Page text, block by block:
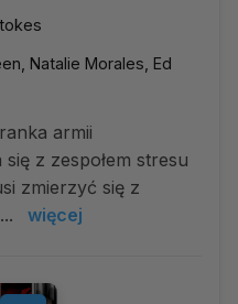
Natalie Morales, Ed
armii
z zespołem stresu
zmierzyć się z
więcej